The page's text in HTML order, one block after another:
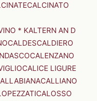
CALCINATO
* KALTERN AN D
CALDESCALDIERO
CALENZANO
CALICE LIGURE
CALLIANO
CALOSSO